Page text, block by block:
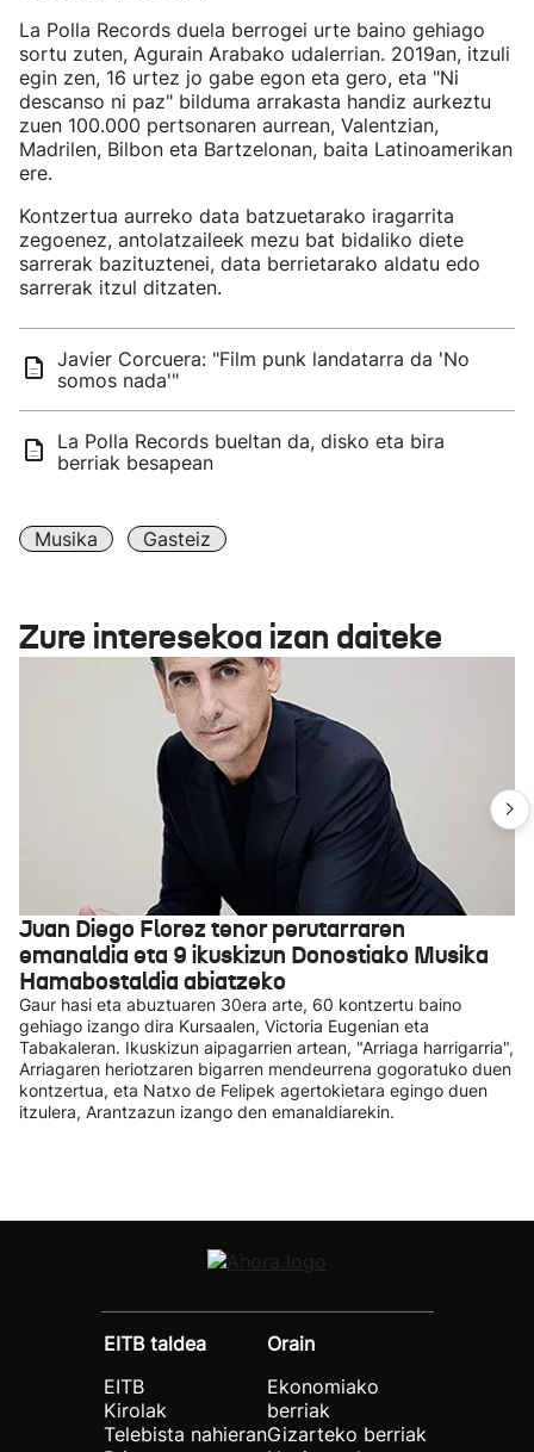
La Polla Records duela berrogei urte baino gehiago
sortu zuten, Agurain Arabako udalerrian. 2019an, itzuli
egin zen, 16 urtez jo gabe egon eta gero, eta "Ni
descanso ni paz" bilduma arrakasta handiz aurkeztu
zuen 100.000 pertsonaren aurrean, Valentzian,
Madrilen, Bilbon eta Bartzelonan, baita Latinoamerikan
ere.
Kontzertua aurreko data batzuetarako iragarrita
zegoenez, antolatzaileek mezu bat bidaliko diete
sarrerak bazituztenei, data berrietarako aldatu edo
sarrerak itzul ditzaten.
Javier Corcuera: "Film punk landatarra da 'No
somos nada'"
La Polla Records bueltan da, disko eta bira
berriak besapean
Musika Gasteiz
Zure interesekoa izan daiteke
Juan Diego Florez tenor perutarraren
emanaldia eta 9 ikuskizun Donostiako Musika
Hamabostaldia abiatzeko
Gaur hasi eta abuztuaren 30era arte, 60 kontzertu baino
gehiago izango dira Kursaalen, Victoria Eugenian eta
Tabakaleran. Ikuskizun aipagarrien artean, "Arriaga harrigarria",
Arriagaren heriotzaren bigarren mendeurrena gogoratuko duen
kontzertua, eta Natxo de Felipek agertokietara egingo duen
itzulera, Arantzazun izango den emanaldiarekin.
EITB taldea
EITB
Kirolak
Telebista nahieran
Orain
Ekonomiako
berriak
Gizarteko berriak